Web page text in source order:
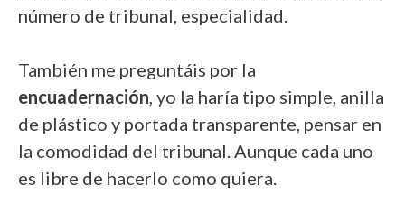
número de tribunal, especialidad.
También me preguntáis por la
encuadernación, yo la haría tipo simple, anilla
de plástico y portada transparente, pensar en
la comodidad del tribunal. Aunque cada uno
es libre de hacerlo como quiera.